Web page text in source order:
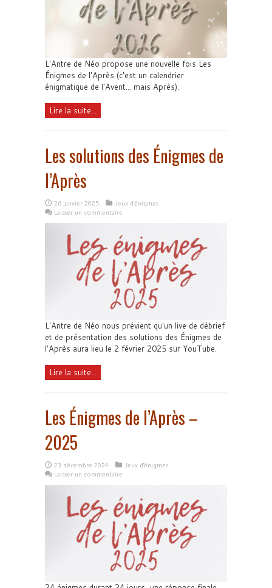
L'Antre de Néo propose une nouvelle fois Les
Énigmes de l'Après (c'est un calendrier
énigmatique de l'Avent... mais Après).
Lire la suite...
Les solutions des Énigmes de
l’Après
26 janvier 2025
Jeux d'énigmes
Laisser un commentaire
L'Antre de Néo nous prévient qu'un live de débrief
et de présentation des solutions des Énigmes de
l'Après aura lieu le 2 février 2025 sur YouTube.
Lire la suite...
Les Énigmes de l’Après –
2025
23 décembre 2024
Jeux d'énigmes
Laisser un commentaire